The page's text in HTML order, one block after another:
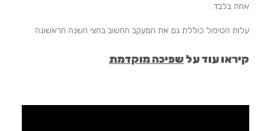
אחת בלבד.
עלות הטיפול כוללת גם את המעקב החשוב בחצי השנה הראשונה
קיראו עוד עלשפיכה מוקדמת